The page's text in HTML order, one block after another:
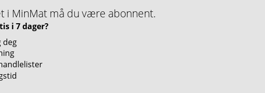
i MinMat må du være abonnent.
i 7 dager?
deg